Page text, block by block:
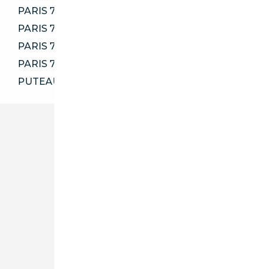
PARIS 75004
PARIS 75007
PARIS 75017
PARIS 75018
PUTEAUX 92800